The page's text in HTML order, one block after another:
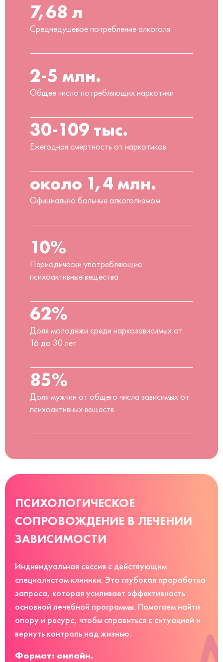
7,68 л
Среднедушевое потребление алкоголя
2-5 млн.
Общее число потребляющих наркотики
30-109 тыс.
Ежегодная смертность от наркотиков
около 1,4 млн.
Официально больные алкоголизмом
10%
Периодически употребляющие
психоактивные вещества
62%
Доля молодёжи среди наркозависимых от
16 до 30 лет
85%
Доля мужчин от общего числа зависимых от
психоактивных веществ
ПСИХОЛОГИЧЕСКОЕ
СОПРОВОЖДЕНИЕ В ЛЕЧЕНИИ
ЗАВИСИМОСТИ
Индивидуальная сессия с действующим
специалистом клиники. Это глубокая проработка
запроса, которая усиливает эффективность
основной лечебной программы. Помогаем найти
опору и ресурс, чтобы справиться с ситуацией и
вернуть контроль над жизнью.
Формат: онлайн.